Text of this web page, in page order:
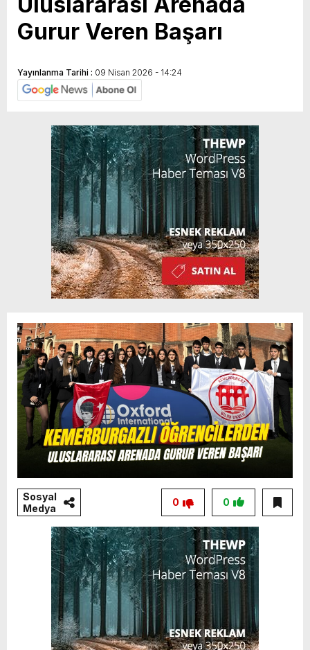
Gurur Veren Başarı
Yayınlanma Tarihi : 09 Nisan 2026 - 14:24
Sosyal
Medya
0
0